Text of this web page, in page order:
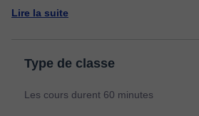
Lire la suite
Type de classe
Les cours durent 60 minutes